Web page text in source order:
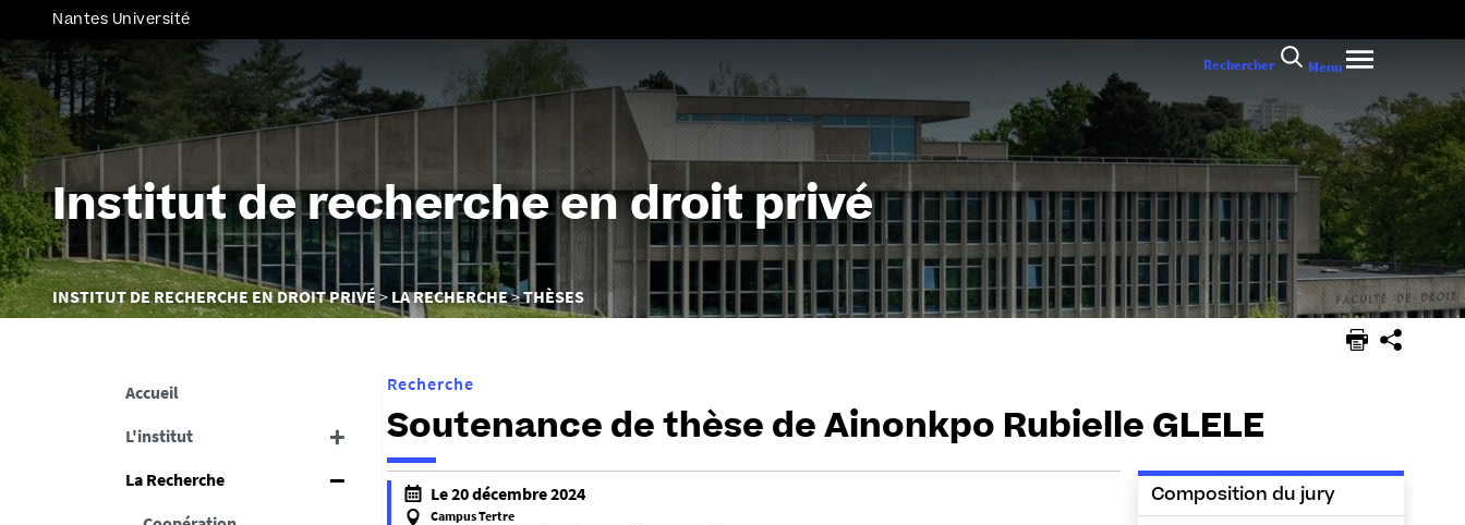
au
Nantes Université
Institut de recherche en droit privé
Vous
êtes
INSTITUT DE RECHERCHE EN DROIT PRIVÉ LA RECHERCHE THÈSES
Rechercher Menu
Accueil
L'institut
La Recherche
Recherche
Soutenance de thèse de Ainonkpo Rubielle GLELE
h
Le 20 décembre 2024
Campus Tertre
Composition du jury